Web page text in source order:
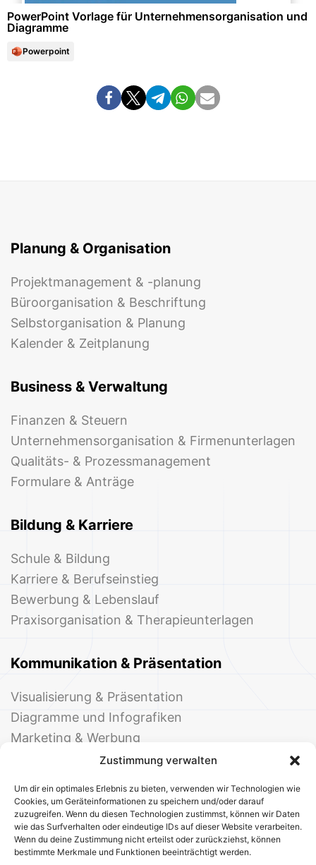
Zustimmung verwalten
Um dir ein optimales Erlebnis zu bieten, verwenden wir Technologien wie
Cookies, um Geräteinformationen zu speichern und/oder darauf
zuzugreifen. Wenn du diesen Technologien zustimmst, können wir Daten
wie das Surfverhalten oder eindeutige IDs auf dieser Website verarbeiten.
Wenn du deine Zustimmung nicht erteilst oder zurückziehst, können
bestimmte Merkmale und Funktionen beeinträchtigt werden.
PowerPoint Vorlage für Unternehmensorganisation und
Diagramme
Powerpoint
Planung & Organisation
Projektmanagement & -planung
Büroorganisation & Beschriftung
Selbstorganisation & Planung
Kalender & Zeitplanung
Business & Verwaltung
Finanzen & Steuern
Unternehmensorganisation & Firmenunterlagen
Qualitäts- & Prozessmanagement
Formulare & Anträge
Bildung & Karriere
Schule & Bildung
Karriere & Berufseinstieg
Bewerbung & Lebenslauf
Praxisorganisation & Therapieunterlagen
Kommunikation & Präsentation
Visualisierung & Präsentation
Diagramme und Infografiken
Marketing & Werbung
Events & Einladungen
© 2025 Deine Welt der Office-Vorlagen